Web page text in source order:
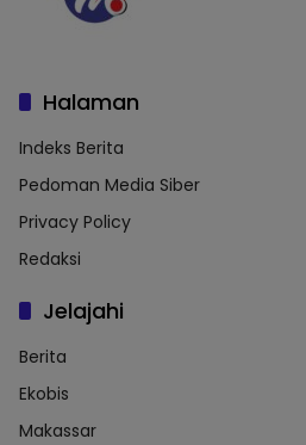
Halaman
Indeks Berita
Pedoman Media Siber
Privacy Policy
Redaksi
Jelajahi
Berita
Ekobis
Makassar